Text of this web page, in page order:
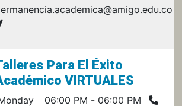
Para El Éxito
VIRTUALES
06:00 PM - 06:00 PM